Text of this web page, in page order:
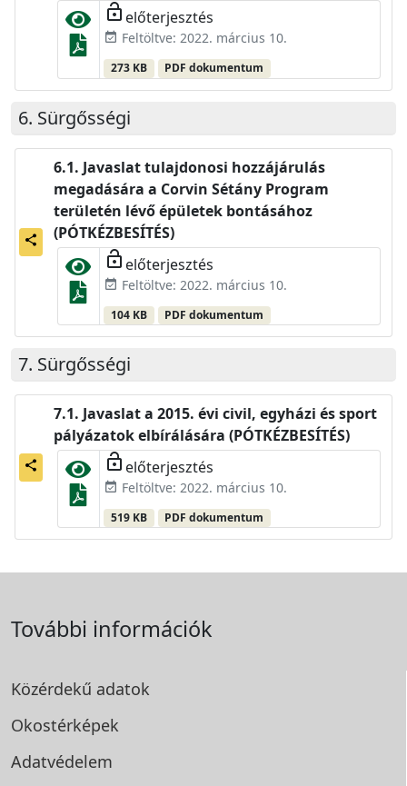
lock_open előterjesztés
event_available Feltöltve: 2022. március 10.
273 KB PDF dokumentum
Sürgősségi
share
Javaslat tulajdonosi hozzájárulás
megadására a Corvin Sétány Program
területén lévő épületek bontásához
(PÓTKÉZBESÍTÉS)
lock_open előterjesztés
event_available Feltöltve: 2022. március 10.
104 KB PDF dokumentum
Sürgősségi
share
Javaslat a 2015. évi civil, egyházi és sport
pályázatok elbírálására (PÓTKÉZBESÍTÉS)
lock_open előterjesztés
event_available Feltöltve: 2022. március 10.
519 KB PDF dokumentum
További információk
Közérdekű adatok
Okostérképek
Adatvédelem